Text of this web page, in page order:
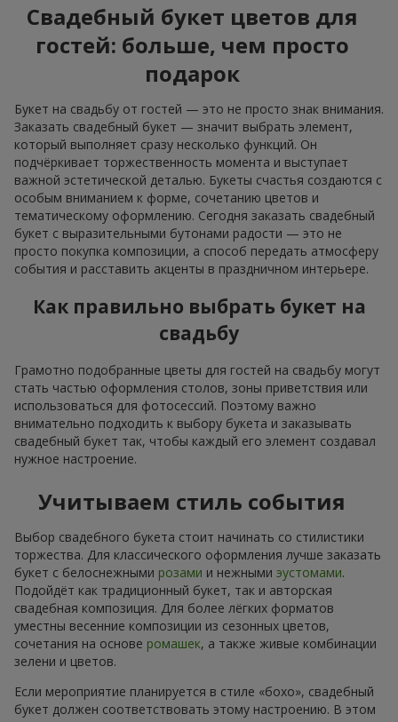
Свадебный букет цветов для
гостей: больше, чем просто
подарок
Букет на свадьбу от гостей — это не просто знак внимания.
Заказать свадебный букет — значит выбрать элемент,
который выполняет сразу несколько функций. Он
подчёркивает торжественность момента и выступает
важной эстетической деталью. Букеты счастья создаются с
особым вниманием к форме, сочетанию цветов и
тематическому оформлению. Сегодня заказать свадебный
букет с выразительными бутонами радости — это не
просто покупка композиции, а способ передать атмосферу
события и расставить акценты в праздничном интерьере.
Как правильно выбрать букет на
свадьбу
Грамотно подобранные цветы для гостей на свадьбу могут
стать частью оформления столов, зоны приветствия или
использоваться для фотосессий. Поэтому важно
внимательно подходить к выбору букета и заказывать
свадебный букет так, чтобы каждый его элемент создавал
нужное настроение.
Учитываем стиль события
Выбор свадебного букета стоит начинать со стилистики
торжества. Для классического оформления лучше заказать
букет с белоснежными розами и нежными эустомами.
Подойдёт как традиционный букет, так и авторская
свадебная композиция. Для более лёгких форматов
уместны весенние композиции из сезонных цветов,
сочетания на основе ромашек, а также живые комбинации
зелени и цветов.
Если мероприятие планируется в стиле «бохо», свадебный
букет должен соответствовать этому настроению. В этом